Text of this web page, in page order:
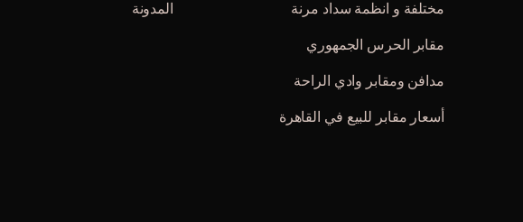
مختلفة و انظمة سداد مرنة
مقابر الحرس الجمهوري
مدافن ومقابر وادي الراحة
أسعار مقابر للبيع في القاهرة
المدونة